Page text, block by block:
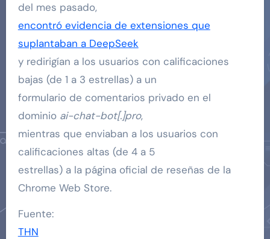
del mes pasado,
encontró evidencia de extensiones que
suplantaban a DeepSeek
y redirigían a los usuarios con calificaciones
bajas (de 1 a 3 estrellas) a un
formulario de comentarios privado en el
dominio ai-chat-bot[.]pro,
mientras que enviaban a los usuarios con
calificaciones altas (de 4 a 5
estrellas) a la página oficial de reseñas de la
Chrome Web Store.
Fuente:
THN